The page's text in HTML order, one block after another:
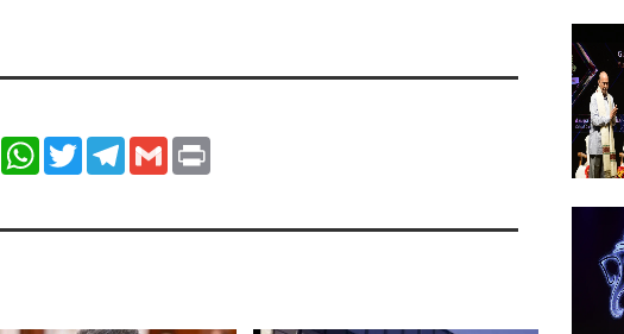
FacebookWhatsApp
TwitterTelegram
Gmail